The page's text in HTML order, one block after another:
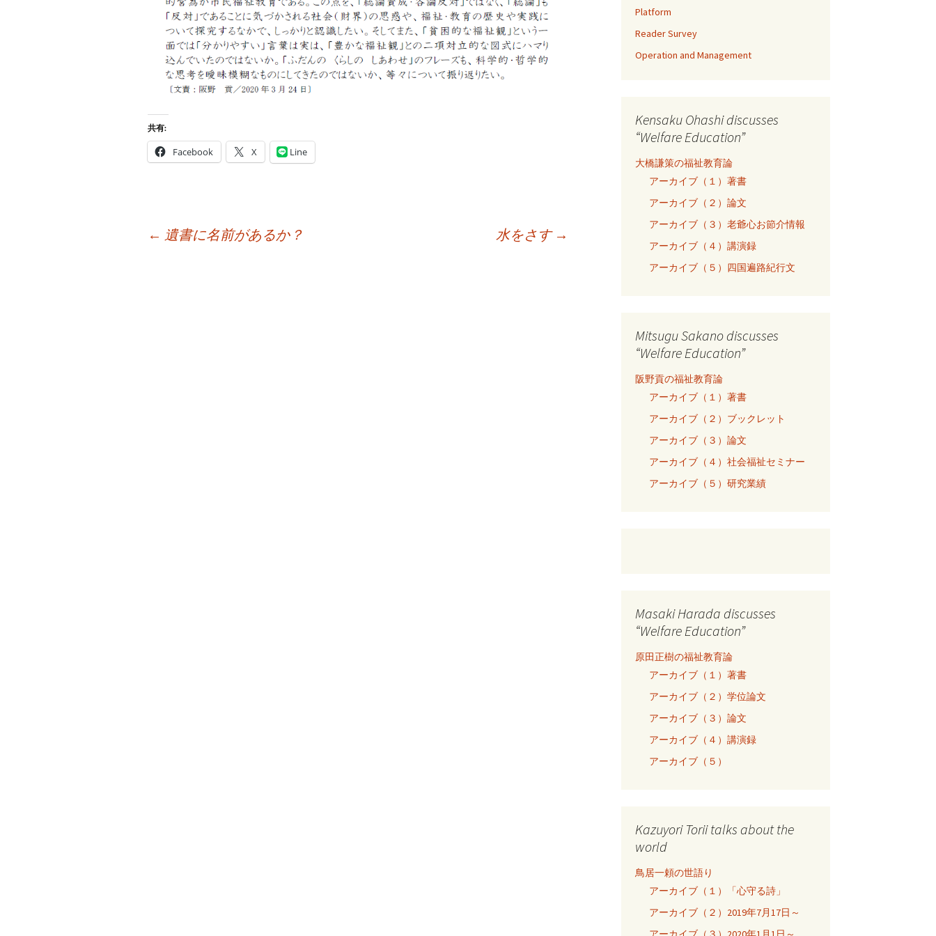
共有:
Facebook X Line
← 遺書に名前があるか？ 水をさす →
Platform
Reader Survey
Operation and Management
Kensaku Ohashi discusses
“Welfare Education”
大橋謙策の福祉教育論
アーカイブ（１）著書
アーカイブ（２）論文
アーカイブ（３）老爺心お節介情報
アーカイブ（４）講演録
アーカイブ（５）四国遍路紀行文
Mitsugu Sakano discusses
“Welfare Education”
阪野貢の福祉教育論
アーカイブ（１）著書
アーカイブ（２）ブックレット
アーカイブ（３）論文
アーカイブ（４）社会福祉セミナー
アーカイブ（５）研究業績
Masaki Harada discusses
“Welfare Education”
原田正樹の福祉教育論
アーカイブ（１）著書
アーカイブ（２）学位論文
アーカイブ（３）論文
アーカイブ（４）講演録
アーカイブ（５）
Kazuyori Torii talks about the
world
鳥居一頼の世語り
アーカイブ（１）「心守る詩」
アーカイブ（２）2019年7月17日～